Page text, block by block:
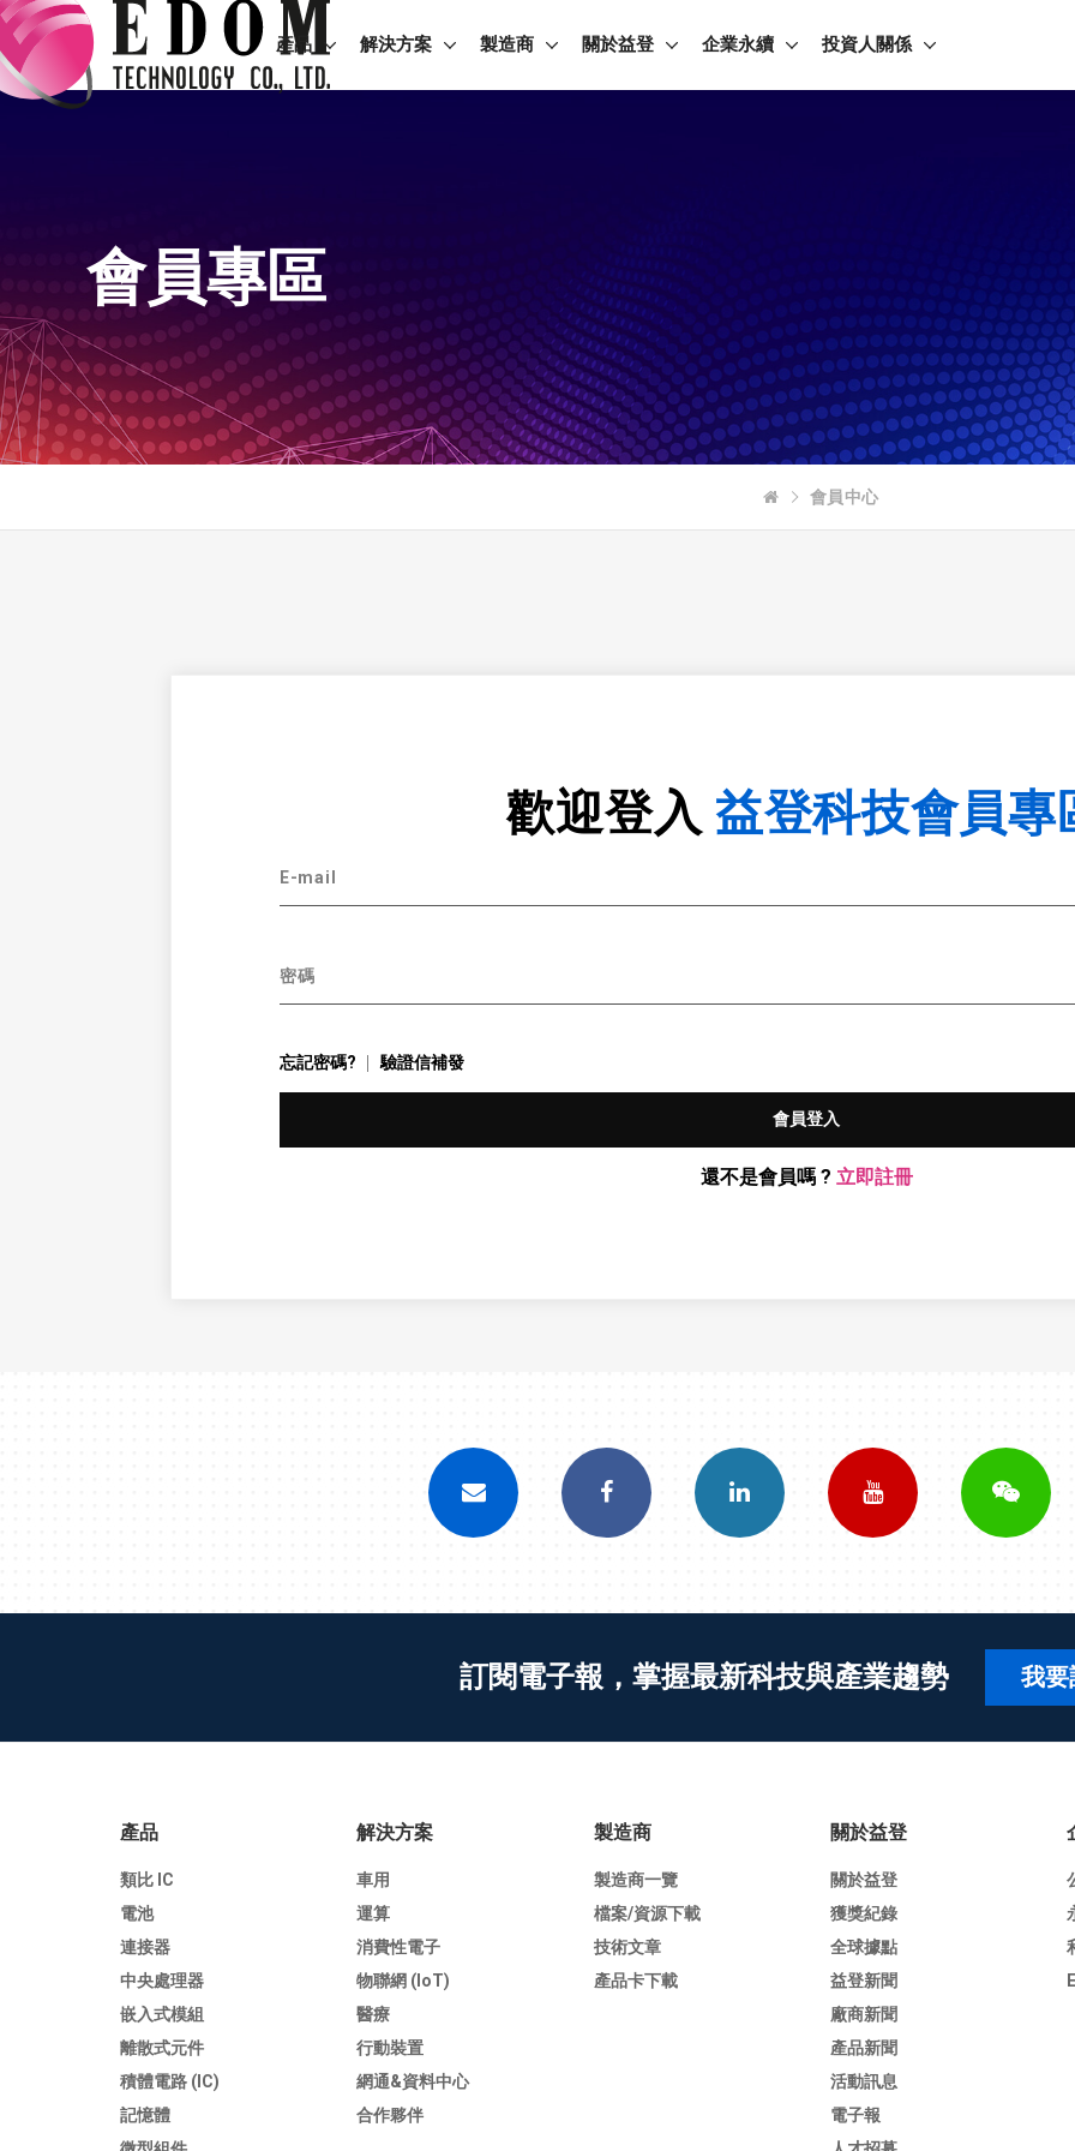
產品 解決方案 製造商 關於益登 企業永續 投資人關係
會員專區
會員中心
歡迎登入 益登科技會員專
E-mail
密碼
忘記密碼? 驗證信補發
會員登入
還不是會員嗎 ? 立即註冊
訂閱電子報，掌握最新科技與產業趨勢 我要
產品
類比 IC
電池
連接器
中央處理器
嵌入式模組
離散式元件
積體電路 (IC)
記憶體
解決方案
車用
運算
消費性電子
物聯網 (IoT)
醫療
行動裝置
網通&資料中心
合作夥伴
製造商
製造商一覽
檔案/資源下載
技術文章
產品卡下載
關於益登
關於益登
獲獎紀錄
全球據點
益登新聞
廠商新聞
產品新聞
活動訊息
電子報